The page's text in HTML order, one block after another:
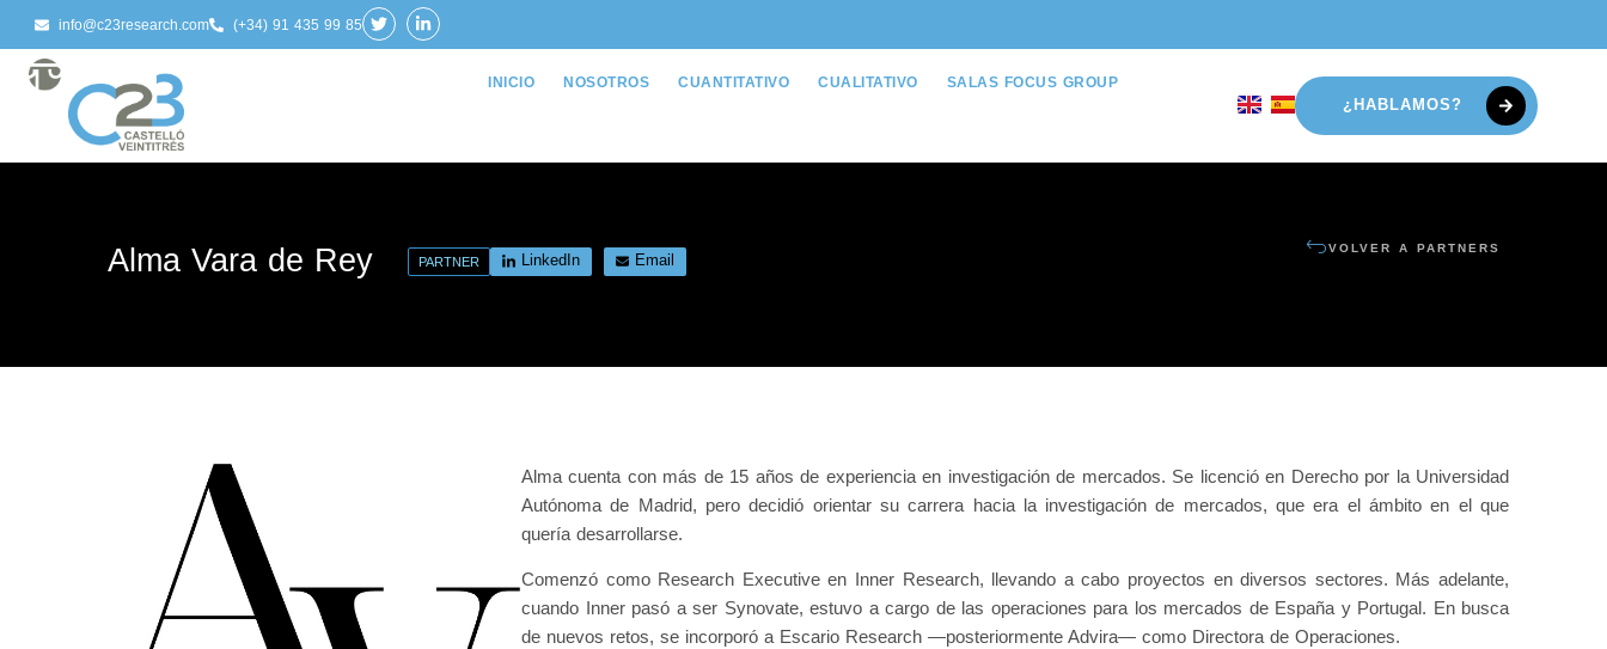
info@c23research.com (+34) 91 435 99 85
INICIO NOSOTROS CUANTITATIVO CUALITATIVO SALAS FOCUS GROUP
¿HABLAMOS?
Alma Vara de Rey PARTNER LinkedIn Email
VOLVER A PARTNERS
Alma cuenta con más de 15 años de experiencia en investigación de mercados. Se licenció en Derecho por la Universidad
Autónoma de Madrid, pero decidió orientar su carrera hacia la investigación de mercados, que era el ámbito en el que
quería desarrollarse.
Comenzó como Research Executive en Inner Research, llevando a cabo proyectos en diversos sectores. Más adelante,
cuando Inner pasó a ser Synovate, estuvo a cargo de las operaciones para los mercados de España y Portugal. En busca
de nuevos retos, se incorporó a Escario Research —posteriormente Advira— como Directora de Operaciones.